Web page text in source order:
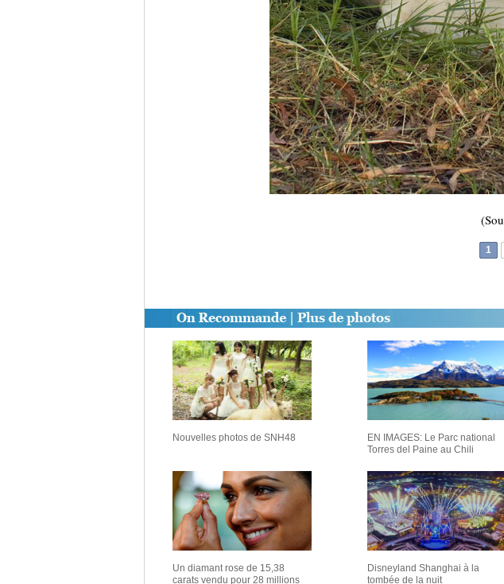
1
Nouvelles photos de SNH48
EN IMAGES: Le Parc national
Torres del Paine au Chili
Un diamant rose de 15,38
carats vendu pour 28 millions
Disneyland Shanghai à la
tombée de la nuit